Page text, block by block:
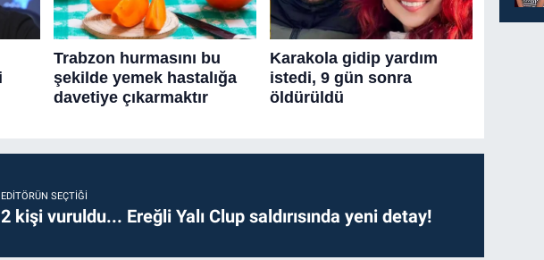
EDITÖRÜN SEÇTIĞI
2 kişi vuruldu... Ereğli Yalı Clup saldırısında yeni detay!